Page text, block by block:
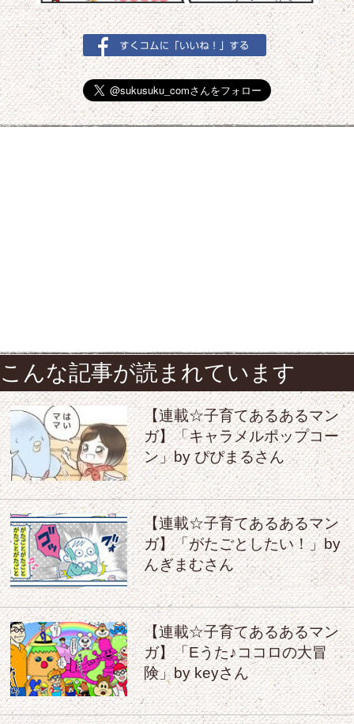
こんな記事が読まれています
【連載☆子育てあるあるマン
ガ】「キャラメルポップコー
ン」by ぴぴまるさん
【連載☆子育てあるあるマン
ガ】「がたごとしたい！」by
んぎまむさん
【連載☆子育てあるあるマン
ガ】「Eうた♪ココロの大冒
険」by keyさん